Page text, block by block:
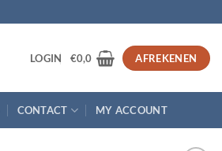
LOGIN €0,0 AFREKENEN
CONTACT MY ACCOUNT